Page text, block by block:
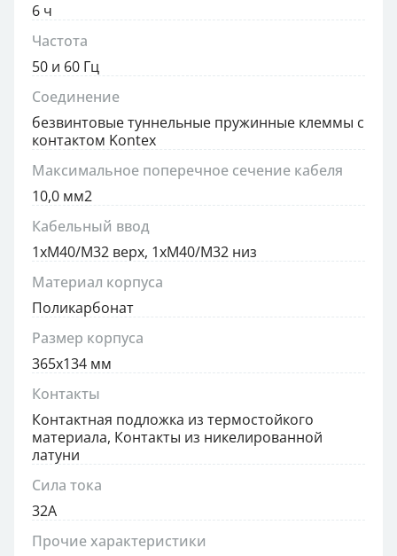
6 ч
Частота
50 и 60 Гц
Соединение
безвинтовые туннельные пружинные клеммы с
контактом Kontex
Максимальное поперечное сечение кабеля
10,0 мм2
Кабельный ввод
1xM40/M32 верх, 1xM40/M32 низ
Материал корпуса
Поликарбонат
Размер корпуса
365x134 мм
Контакты
Контактная подложка из термостойкого
материала, Контакты из никелированной
латуни
Сила тока
32А
Прочие характеристики